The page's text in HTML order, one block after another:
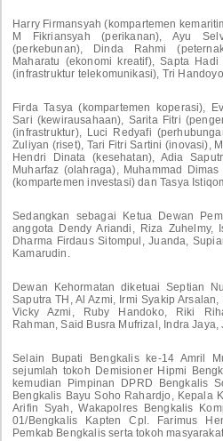
Harry Firmansyah (kompartemen
M Fikriansyah (perikanan), Ayu
(perkebunan), Dinda Rahmi
Maharatu (ekonomi kreatif), Sapta
(infrastruktur telekomunikasi), Tri
Firda Tasya (kompartemen koperasi),
Sari (kewirausahaan), Sarita Fitri
(infrastruktur), Luci Redyafi
Zuliyan (riset), Tari Fitri Sartini (inovasi),
Hendri Dinata (kesehatan), Adia
Muharfaz (olahraga), Muhammad
(kompartemen investasi) dan Tasya
Sedangkan sebagai Ketua Dewan
anggota Dendy Ariandi, Riza Zuhelmy,
Dharma Firdaus Sitompul, Juanda,
Kamarudin.
Dewan Kehormatan diketuai Septian
Saputra TH, Al Azmi, Irmi Syakip
Vicky Azmi, Ruby Handoko, Riki
Rahman, Said Busra Mufrizal, Indra
Selain Bupati Bengkalis ke-14 Amril
sejumlah tokoh Demisioner Hipmi
kemudian Pimpinan DPRD Bengkalis
Bengkalis Bayu Soho Rahardjo, Kepala
Arifin Syah, Wakapolres Bengkalis
01/Bengkalis Kapten Cpl. Farimus
Pemkab Bengkalis serta tokoh